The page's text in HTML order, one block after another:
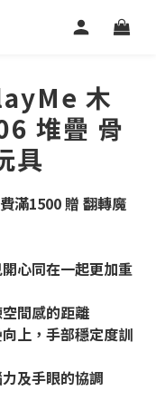
木
堆疊 骨
具
滿1500 贈 翻轉魔
心同在一起更加重
間感的距離
上，手部穩定度訓
及手眼的協調